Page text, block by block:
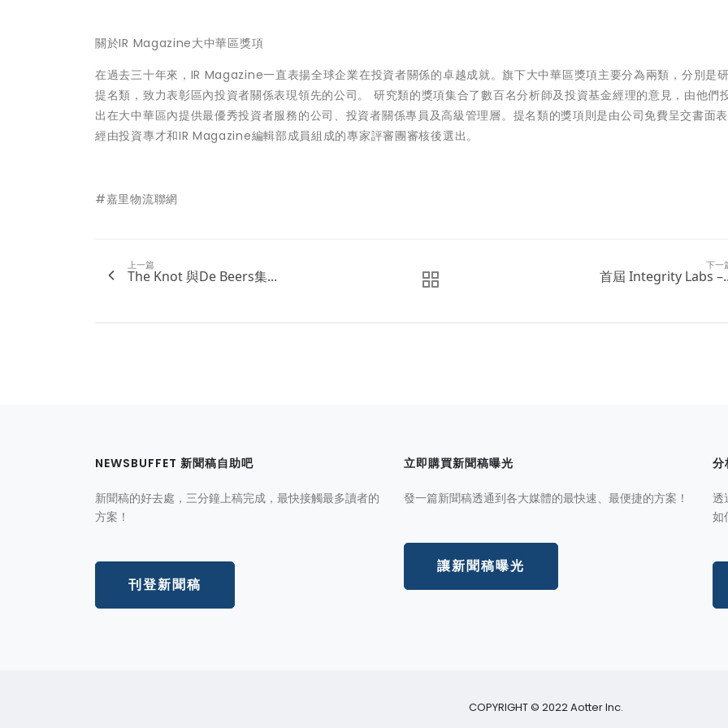
關於IR Magazine大中華區獎項
在過去三十年來，IR Magazine一直表揚全球企業在投資者關係的卓越成就。旗下大中華區獎項主要分為兩類，分別是
提名類，致力表彰區內投資者關係表現領先的公司。 研究類的獎項集合了數百名分析師及投資基金經理的意見，由他們
出在大中華區內提供最優秀投資者服務的公司、投資者關係專員及高級管理層。提名類的獎項則是由公司免費呈交書面
經由投資專才和IR Magazine編輯部成員組成的專家評審團審核後選出。
#嘉里物流聯網
上一篇
The Knot 與De Beers集...
下一
首屆 Integrity Labs
NEWSBUFFET 新聞稿自助吧
新聞稿的好去處，三分鐘上稿完成，最快接觸最多讀者的
方案！
刊登新聞稿
立即購買新聞稿曝光
發一篇新聞稿透通到各大媒體的最快速、最便捷的方案！
讓新聞稿曝光
分
透
如
COPYRIGHT © 2022 Aotter Inc.